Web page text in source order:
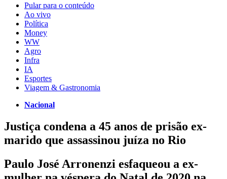
Pular para o conteúdo
Ao vivo
Política
Money
WW
Agro
Infra
IA
Esportes
Viagem & Gastronomia
Nacional
Justiça condena a 45 anos de prisão ex-
marido que assassinou juíza no Rio
Paulo José Arronenzi esfaqueou a ex-